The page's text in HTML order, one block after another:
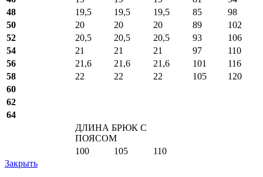
48
19,5 19,5 19,5 85
98
50
20 20 20 89
102
52
20,5 20,5 20,5 93
106
54
21 21 21 97
110
56
21,6 21,6 21,6 101
116
58
22 22 22 105
120
60
62
64
ДЛИНА БРЮК С
ПОЯСОМ
100
105
110
Закрыть